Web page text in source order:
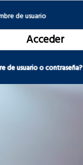
de usuario
de usuario o contraseña?